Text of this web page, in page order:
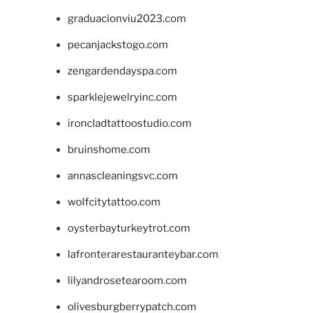
graduacionviu2023.com
pecanjackstogo.com
zengardendayspa.com
sparklejewelryinc.com
ironcladtattoostudio.com
bruinshome.com
annascleaningsvc.com
wolfcitytattoo.com
oysterbayturkeytrot.com
lafronterarestauranteybar.com
lilyandrosetearoom.com
olivesburgberrypatch.com